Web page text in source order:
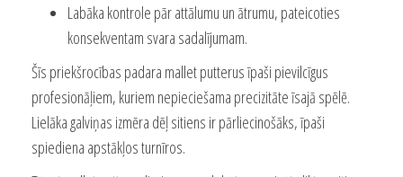
Labāka kontrole pār attālumu un ātrumu, pateicoties
konsekventam svara sadalījumam.
Šīs priekšrocības padara mallet putterus īpaši pievilcīgus
profesionāļiem, kuriem nepieciešama precizitāte īsajā spēlē.
Lielāka galviņas izmēra dēļ sitiens ir pārliecinošāks, īpaši
spiediena apstākļos turnīros.